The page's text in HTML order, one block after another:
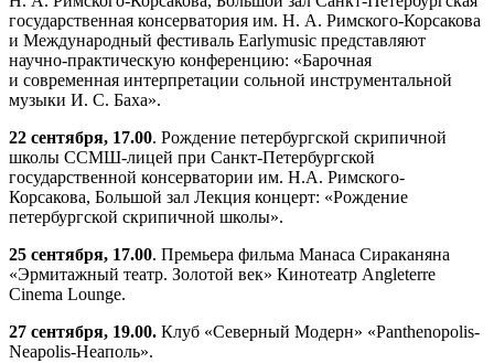
государственная консерватория им. Н. А. Римского-Корсакова
и Международный фестиваль Earlymusic представляют
научно-практическую конференцию: «Барочная
и современная интерпретации сольной инструментальной
музыки И. С. Баха».
22 сентября, 17.00. Рождение петербургской скрипичной
школы ССМШ-лицей при Санкт-Петербургской
государственной консерватории им. Н.А. Римского-
Корсакова, Большой зал Лекция концерт: «Рождение
петербургской скрипичной школы».
25 сентября, 17.00. Премьера фильма Манаса Сираканяна
«Эрмитажный театр. Золотой век» Кинотеатр Angleterre
Cinema Lounge.
27 сентября, 19.00. Клуб «Северный Модерн» «Panthenopolis-
Neapolis-Неаполь».